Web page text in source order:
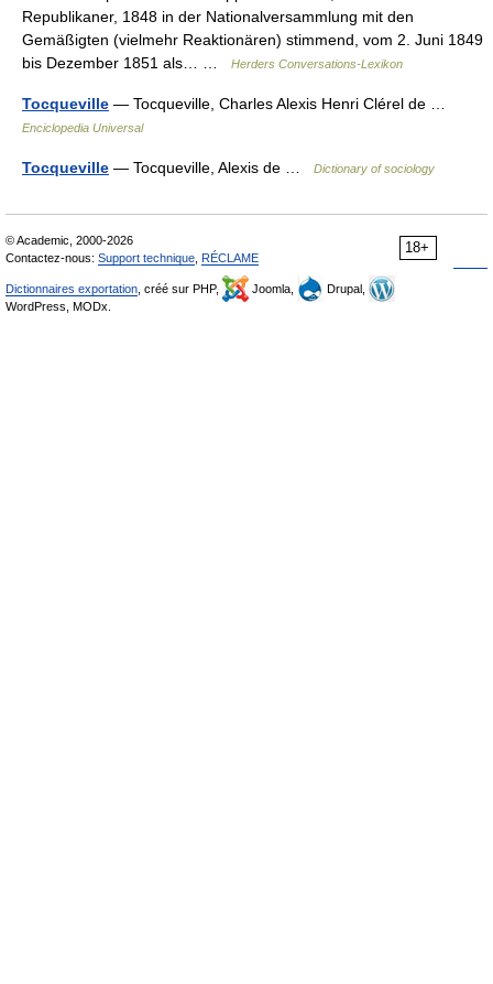
Republikaner, 1848 in der Nationalversammlung mit den
Gemäßigten (vielmehr Reaktionären) stimmend, vom 2. Juni 1849
bis Dezember 1851 als… …
Herders Conversations-Lexikon
Tocqueville — Tocqueville, Charles Alexis Henri Clérel de …
Enciclopedia Universal
Tocqueville — Tocqueville, Alexis de … Dictionary of sociology
18+
© Academic, 2000-2026
Contactez-nous: Support technique RÉCLAME
Dictionnaires exportation , créé sur PHP, Joomla,
Drupal,
WordPress, MODx.